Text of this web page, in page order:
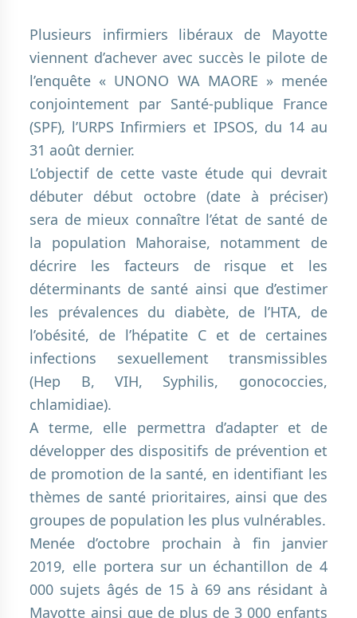
Plusieurs infirmiers libéraux de Mayotte
viennent d’achever avec succès le pilote de
l’enquête « UNONO WA MAORE » menée
conjointement par Santé-publique France
(SPF), l’URPS Infirmiers et IPSOS, du 14 au
31 août dernier.
L’objectif de cette vaste étude qui devrait
débuter début octobre (date à préciser)
sera de mieux connaître l’état de santé de
la population Mahoraise, notamment de
décrire les facteurs de risque et les
déterminants de santé ainsi que d’estimer
les prévalences du diabète, de l’HTA, de
l’obésité, de l’hépatite C et de certaines
infections sexuellement transmissibles
(Hep B, VIH, Syphilis, gonococcies,
chlamidiae).
A terme, elle permettra d’adapter et de
développer des dispositifs de prévention et
de promotion de la santé, en identifiant les
thèmes de santé prioritaires, ainsi que des
groupes de population les plus vulnérables.
Menée d’octobre prochain à fin janvier
2019, elle portera sur un échantillon de 4
000 sujets âgés de 15 à 69 ans résidant à
Mayotte ainsi que de plus de 3 000 enfants